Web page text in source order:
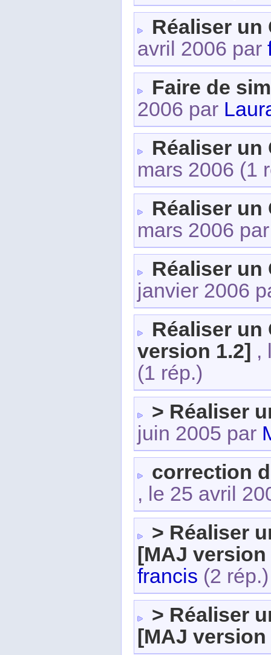
Réaliser un
avril 2006 par
Faire de
2006 par
Réaliser un
mars 2006 (1
Réaliser un
mars 2006
Réaliser un
janvier 2006
Réaliser un
version 1.2] ,
(1 rép.)
> Réaliser
juin 2005 par
correction
, le 25 avril
> Réaliser
[MAJ version
francis (2 rép.)
> Réaliser
[MAJ version